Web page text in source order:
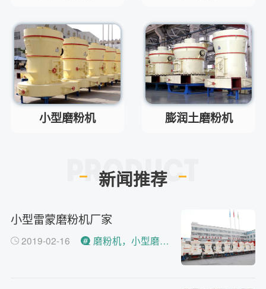
小型磨粉机 膨润土磨粉机
新闻推荐
小型雷蒙磨粉机厂家
2019-02-16 磨粉机，小型磨粉机厂家